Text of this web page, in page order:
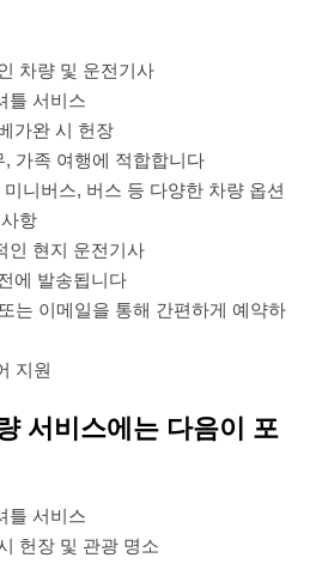
차량 및 운전기사
틀 서비스
가완 시 헌장
가족 여행에 적합합니다
니버스, 버스 등 다양한 차량 옵션
항
인 현지 운전기사
에 발송됩니다
는 이메일을 통해 간편하게 예약하
지원
서비스에는 다음이 포
틀 서비스
헌장 및 관광 명소